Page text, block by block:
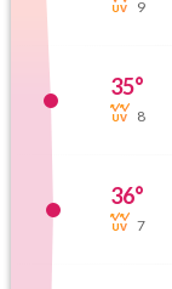
9
35°
8
36°
7